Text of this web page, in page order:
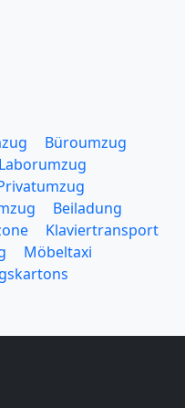
Büroumzug
Laborumzug
Beiladung
Klaviertransport
Möbeltaxi